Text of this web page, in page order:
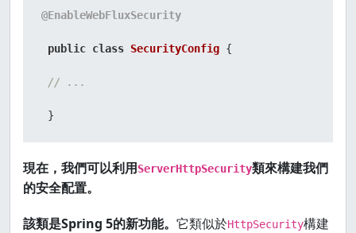
@EnableWebFluxSecurity
public class SecurityConfig {
// ...
}
現在，我們可以利用ServerHttpSecurity類來構建我們
的安全配置。
該類是Spring 5的新功能。 它類似於HttpSecurity構建